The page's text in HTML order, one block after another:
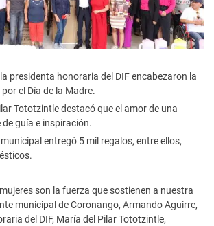
presidenta honoraria del DIF encabezaron la
el Día de la Madre.
Tototzintle destacó que el amor de una
de guía e inspiración.
entregó 5 mil regalos, entre ellos,
son la fuerza que sostienen a nuestra
municipal de Coronango, Armando Aguirre,
del DIF, María del Pilar Tototzintle,